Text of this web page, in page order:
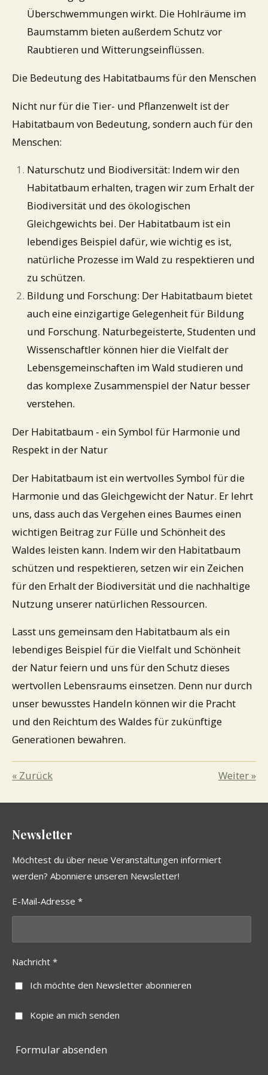
Überschwemmungen wirkt. Die Hohlräume im
Baumstamm bieten außerdem Schutz vor
Raubtieren und Witterungseinflüssen.
Die Bedeutung des Habitatbaums für den Menschen
Nicht nur für die Tier- und Pflanzenwelt ist der
Habitatbaum von Bedeutung, sondern auch für den
Menschen:
Naturschutz und Biodiversität: Indem wir den
Habitatbaum erhalten, tragen wir zum Erhalt der
Biodiversität und des ökologischen
Gleichgewichts bei. Der Habitatbaum ist ein
lebendiges Beispiel dafür, wie wichtig es ist,
natürliche Prozesse im Wald zu respektieren und
zu schützen.
Bildung und Forschung: Der Habitatbaum bietet
auch eine einzigartige Gelegenheit für Bildung
und Forschung. Naturbegeisterte, Studenten und
Wissenschaftler können hier die Vielfalt der
Lebensgemeinschaften im Wald studieren und
das komplexe Zusammenspiel der Natur besser
verstehen.
Der Habitatbaum - ein Symbol für Harmonie und
Respekt in der Natur
Der Habitatbaum ist ein wertvolles Symbol für die
Harmonie und das Gleichgewicht der Natur. Er lehrt
uns, dass auch das Vergehen eines Baumes einen
wichtigen Beitrag zur Fülle und Schönheit des
Waldes leisten kann. Indem wir den Habitatbaum
schützen und respektieren, setzen wir ein Zeichen
für den Erhalt der Biodiversität und die nachhaltige
Nutzung unserer natürlichen Ressourcen.
Lasst uns gemeinsam den Habitatbaum als ein
lebendiges Beispiel für die Vielfalt und Schönheit
der Natur feiern und uns für den Schutz dieses
wertvollen Lebensraums einsetzen. Denn nur durch
unser bewusstes Handeln können wir die Pracht
und den Reichtum des Waldes für zukünftige
Generationen bewahren.
« Zurück Weiter»
Newsletter
Möchtest du über neue Veranstaltungen informiert
werden? Abonniere unseren Newsletter!
E-Mail-Adresse *
Nachricht *
Ich möchte den Newsletter abonnieren
Kopie an mich senden
Formular absenden